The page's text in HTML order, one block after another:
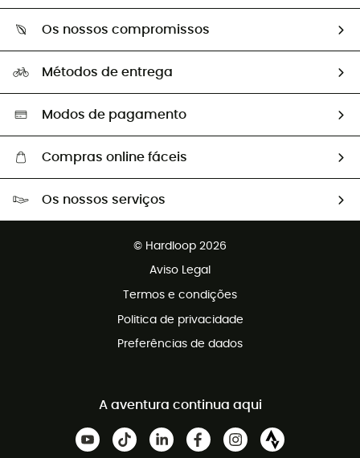
Guia de tamanhos
Trocas & Devoluções
Os nossos embaixadores
Os nossos compromissos
Seleção eco-responsável
Métodos de entrega
Modos de pagamento
Compras online fáceis
Devoluções gratuitas em 100 dias
Os nossos serviços
© Hardloop 2026
Aviso Legal
Termos e condições
Politica de privacidade
Preferências de dados
A aventura continua aqui